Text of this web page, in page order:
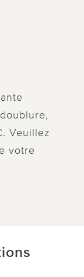
Veuillez
votre